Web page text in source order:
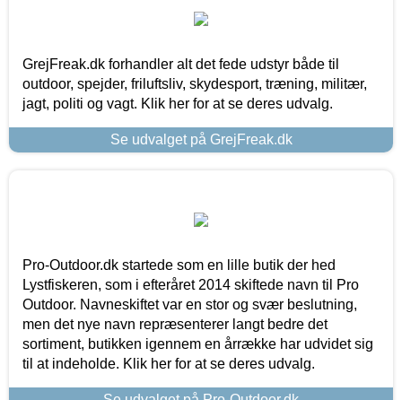
GrejFreak.dk forhandler alt det fede udstyr både til
outdoor, spejder, friluftsliv, skydesport, træning, militær,
jagt, politi og vagt. Klik her for at se deres udvalg.
Se udvalget på GrejFreak.dk
Pro-Outdoor.dk startede som en lille butik der hed
Lystfiskeren, som i efteråret 2014 skiftede navn til Pro
Outdoor. Navneskiftet var en stor og svær beslutning,
men det nye navn repræsenterer langt bedre det
sortiment, butikken igennem en årrække har udvidet sig
til at indeholde. Klik her for at se deres udvalg.